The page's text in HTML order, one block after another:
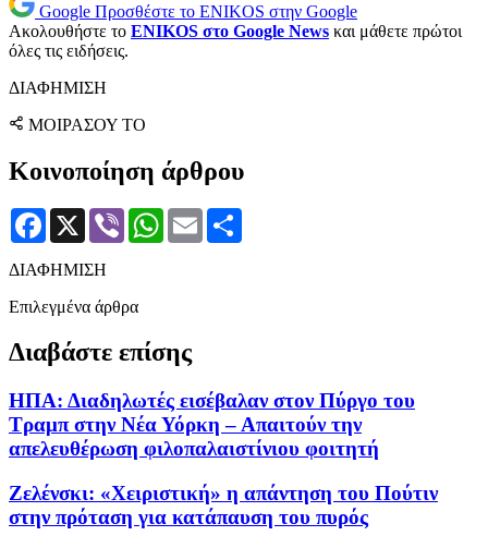
Google Προσθέστε το ENIKOS στην Google
Ακολουθήστε το ENIKOS στο Google News και μάθετε πρώτοι
όλες τις ειδήσεις.
ΔΙΑΦΗΜΙΣΗ
ΜΟΙΡΑΣΟΥ ΤΟ
Κοινοποίηση άρθρου
Facebook
X Viber WhatsApp
Email
ΔΙΑΦΗΜΙΣΗ
Επιλεγμένα άρθρα
Διαβάστε επίσης
ΗΠΑ: Διαδηλωτές εισέβαλαν στον Πύργο του
Τραμπ στην Νέα Υόρκη – Απαιτούν την
απελευθέρωση φιλοπαλαιστίνιου φοιτητή
Ζελένσκι: «Χειριστική» η απάντηση του Πούτιν
στην πρόταση για κατάπαυση του πυρός